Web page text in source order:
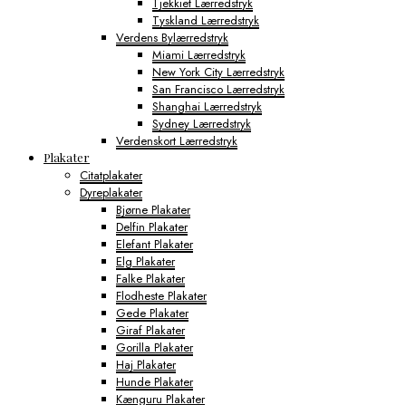
Tyskland Lærredstryk
Verdens Bylærredstryk
Miami Lærredstryk
New York City Lærredstryk
San Francisco Lærredstryk
Shanghai Lærredstryk
Sydney Lærredstryk
Verdenskort Lærredstryk
Plakater
Citatplakater
Dyreplakater
Bjørne Plakater
Delfin Plakater
Elefant Plakater
Elg Plakater
Falke Plakater
Flodheste Plakater
Gede Plakater
Giraf Plakater
Gorilla Plakater
Haj Plakater
Hunde Plakater
Kænguru Plakater